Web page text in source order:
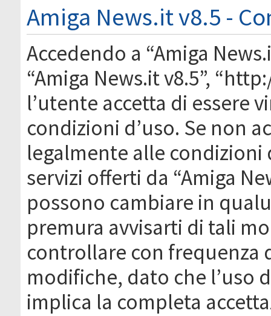
Amiga News.it v8.5 -
Accedendo a “Amiga
“Amiga News.it v8.5”,
l’utente accetta di essere
condizioni d’uso. Se non
legalmente alle condizioni
servizi offerti da “Amiga
possono cambiare in
premura avvisarti di tali
controllare con frequenza
modifiche, dato che l’uso
implica la completa